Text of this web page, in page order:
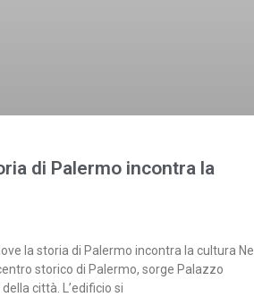
di Palermo incontra la
la storia di Palermo incontra la cultura Nel
storico di Palermo, sorge Palazzo
città. L’edificio si